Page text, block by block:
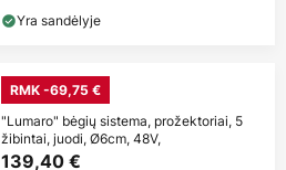
Yra sandėlyje
RMK -69,75 €
"Lumaro" bėgių sistema, prožektoriai, 5
žibintai, juodi, Ø6cm, 48V,
139,40 €